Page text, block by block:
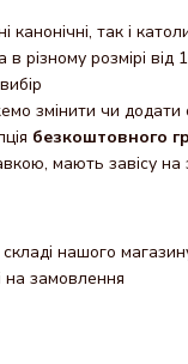
так і
різному розмірі від
змінити чи додати
безкоштовного
мають завісу на
нашого
на замовлення